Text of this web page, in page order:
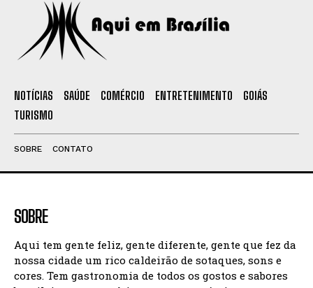
NOTÍCIAS SAÚDE COMÉRCIO ENTRETENIMENTO
GOIÁS
TURISMO
SOBRE CONTATO
SOBRE
Aqui tem gente feliz, gente diferente, gente que fez da
nossa cidade um rico caldeirão de sotaques, sons e
cores. Tem gastronomia de todos os gostos e sabores